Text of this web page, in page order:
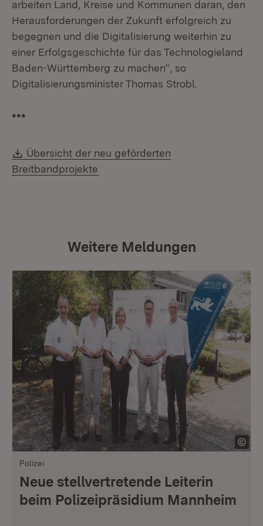
arbeiten Land, Kreise und Kommunen daran, den
Herausforderungen der Zukunft erfolgreich zu
begegnen und die Digitalisierung weiterhin zu
einer Erfolgsgeschichte für das Technologieland
Baden-Württemberg zu machen“, so
Digitalisierungsminister Thomas Strobl.
***
Download:
Übersicht der neu geförderten
Breitbandprojekte
Weitere Meldungen
Polizei
Neue stellvertretende Leiterin
beim Polizeipräsidium Mannheim